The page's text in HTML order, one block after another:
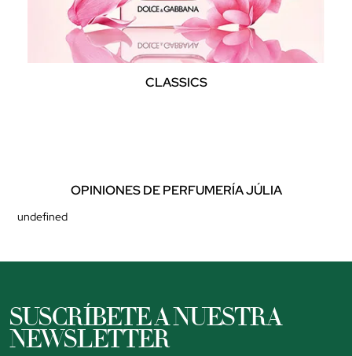
CLASSICS
OPINIONES DE PERFUMERÍA JÚLIA
undefined
SUSCRÍBETE A NUESTRA
NEWSLETTER